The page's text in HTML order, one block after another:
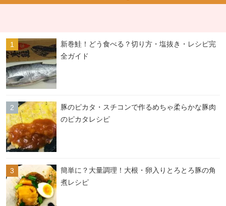
新巻鮭！どう食べる？切り方・塩抜き・レシピ完
全ガイド
豚のピカタ・スチコンで作るめちゃ柔らかな豚肉
のピカタレシピ
簡単に？大量調理！大根・卵入りとろとろ豚の角
煮レシピ